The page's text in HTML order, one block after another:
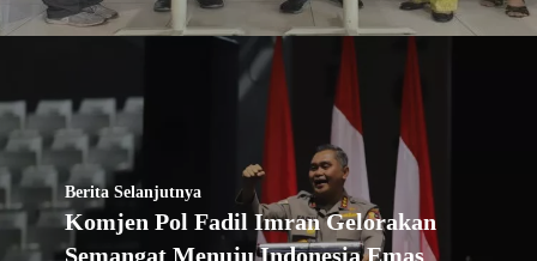
Berita Selanjutnya
Komjen Pol Fadil Imran Gelorakan
Semangat Menuju Indonesia Emas